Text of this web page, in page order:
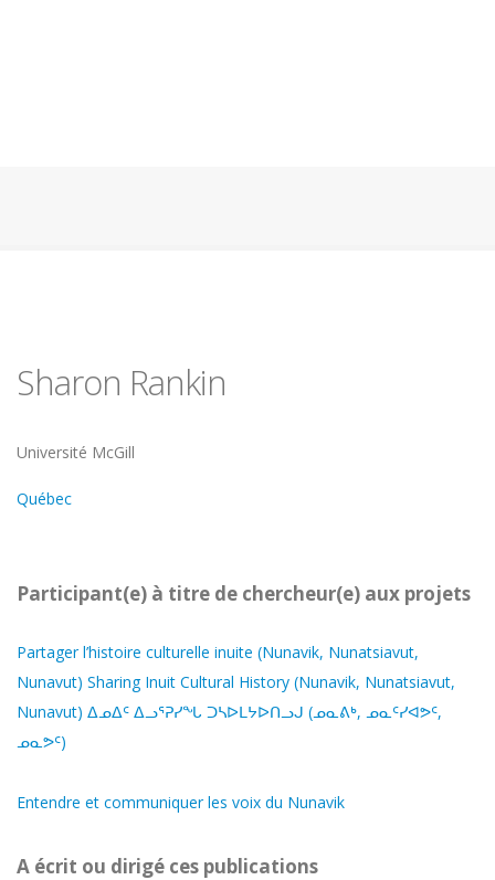
Sharon Rankin
Université
Université McGill
Québec
Participant(e) à titre de chercheur(e) aux projets
Partager l’histoire culturelle inuite (Nunavik, Nunatsiavut,
Nunavut) Sharing Inuit Cultural History (Nunavik, Nunatsiavut,
Nunavut) ᐃᓄᐃᑦ ᐃᓗᕐᕈᓯᖓ ᑐᓴᐅᒪᔭᐅᑎᓗᒍ (ᓄᓇᕕᒃ, ᓄᓇᑦᓯᐊᕗᑦ,
ᓄᓇᕗᑦ)
Entendre et communiquer les voix du Nunavik
A écrit ou dirigé ces publications